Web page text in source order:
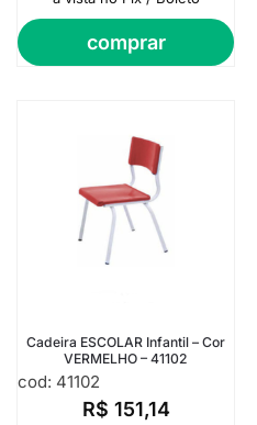
comprar
Cadeira ESCOLAR Infantil – Cor
VERMELHO – 41102
cod: 41102
R$ 151,14